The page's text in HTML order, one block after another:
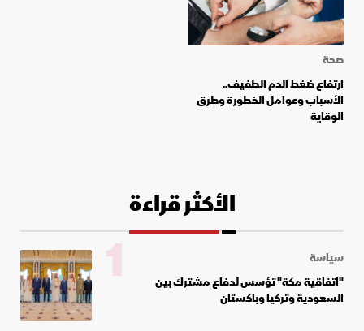
صحة
ارتفاع ضغط الدم الطفيف..
الأسباب وعوامل الخطورة وطرق
الوقاية
الأكثر قراءة
سياسة
"اتفاقية مكة" تؤسس لدفاع مشترك بين
السعودية وتركيا وباكستان
1